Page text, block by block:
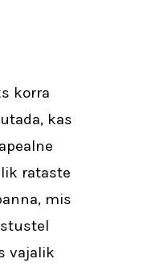
korra
kas
rataste
mis
vajalik